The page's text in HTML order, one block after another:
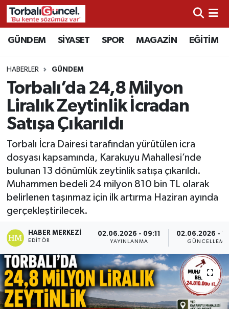
GÜNDEM SİYASET SPOR MAGAZİN EĞİTİM
HABERLER GÜNDEM
Torbalı’da 24,8 Milyon
Liralık Zeytinlik İcradan
Satışa Çıkarıldı
Torbalı İcra Dairesi tarafından yürütülen icra
dosyası kapsamında, Karakuyu Mahallesi’nde
bulunan 13 dönümlük zeytinlik satışa çıkarıldı.
Muhammen bedeli 24 milyon 810 bin TL olarak
belirlenen taşınmaz için ilk artırma Haziran ayında
gerçekleştirilecek.
HABER MERKEZI
EDITÖR
02.06.2026 - 09:11
YAYINLANMA
02.06.2026 -
GÜNCELLEME
İzmir Nöbetçi Eczaneler
İzmir Hava Durumu
İzmir Namaz Vakitleri
İzmir Trafik Yoğunluk Haritası
Süper Lig Puan Durumu ve Fikstür
Tüm Manşetler
Son Dakika Haberleri